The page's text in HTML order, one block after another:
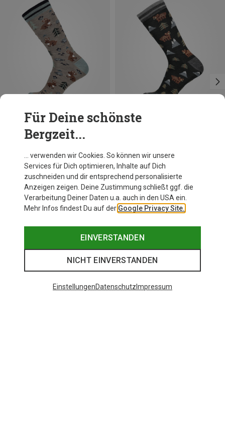
Du sparst 20%
Für Deine schönste
Bergzeit...
… verwenden wir Cookies. So können wir unsere
Services für Dich optimieren, Inhalte auf Dich
zuschneiden und dir entsprechend personalisierte
Anzeigen zeigen. Deine Zustimmung schließt ggf. die
Verarbeitung Deiner Daten u.a. auch in den USA ein.
Mehr Infos findest Du auf der Google Privacy Site.
EINVERSTANDEN
NICHT EINVERSTANDEN
EinstellungenDatenschutz Impressum